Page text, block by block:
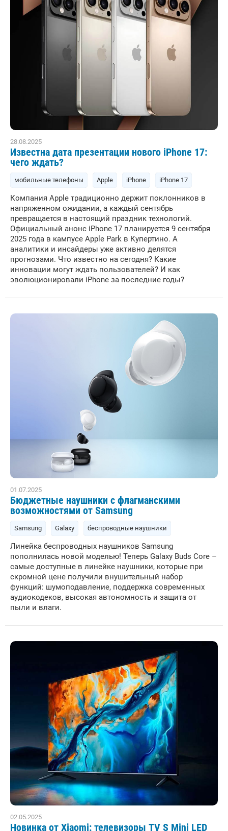
28.08.2025
Известна дата презентации нового iPhone 17:
чего ждать?
мобильные телефоны Apple iPhone iPhone 17
Компания Apple традиционно держит поклонников в
напряженном ожидании, а каждый сентябрь
превращается в настоящий праздник технологий.
Официальный анонс iPhone 17 планируется 9 сентября
2025 года в кампусе Apple Park в Купертино. А
аналитики и инсайдеры уже активно делятся
прогнозами. Что известно на сегодня? Какие
инновации могут ждать пользователей? И как
эволюционировали iPhone за последние годы?
01.07.2025
Бюджетные наушники с флагманскими
возможностями от Samsung
Samsung Galaxy беспроводные наушники
Линейка беспроводных наушников Samsung
пополнилась новой моделью! Теперь Galaxy Buds Core –
самые доступные в линейке наушники, которые при
скромной цене получили внушительный набор
функций: шумоподавление, поддержка современных
аудиокодеков, высокая автономность и защита от
пыли и влаги.
02.05.2025
Новинка от Xiaomi: телевизоры TV S Mini LED